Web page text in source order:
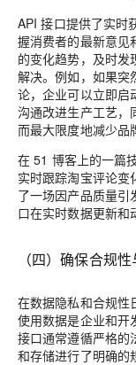
API 接口提供了实时
握消费者的最新意见
的变化趋势，及时发
解决。例如，如果突
论，企业可以立即启
沟通改进生产工艺，
而最大限度地减少品
在 51 博客上的一篇
实时跟踪淘宝评论变
了一场因产品质量引
口在实时数据更新和
（四）确保合规
在数据隐私和合规性
使用数据是企业和开
接口通常遵循严格的
和存储进行了明确的